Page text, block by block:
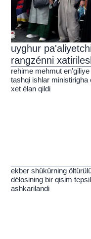
uyghur
rangzénni
rehime mehmut en'giliye
tashqi ishlar ministirigha
xet élan qildi
ekber shükürning
délosining bir qisim
ashkarilandi